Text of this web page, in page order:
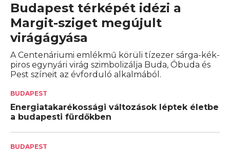
Budapest térképét idézi a
Margit-sziget megújult
virágágyása
A Centenáriumi emlékmű körüli tízezer sárga-kék-
piros egynyári virág szimbolizálja Buda, Óbuda és
Pest színeit az évforduló alkalmából.
BUDAPEST
Energiatakarékossági változások léptek életbe
a budapesti fürdőkben
BUDAPEST